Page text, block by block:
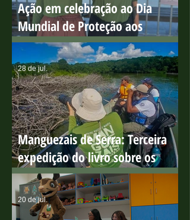
Ação em celebração ao Dia
Mundial de Proteção aos
Manguezais
Manguezais de Serra: Terceira
expedição do livro sobre os
manguezais capixabas
28 de jul.